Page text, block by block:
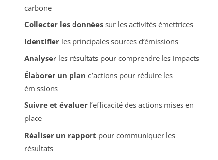
carbone
Collecter les donnéessur les activités émettrices
Identifierles principales sources d’émissions
Analyserles résultats pour comprendre les impacts
Élaborer un plan d’actions pour réduire les
émissions
Suivre et évaluerl’efficacité des actions mises en
place
Réaliser un rapport pour communiquer les
résultats